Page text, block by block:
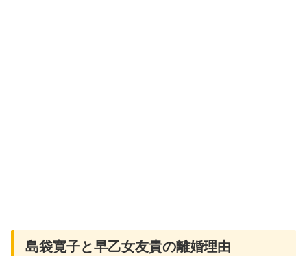
島袋寛子と早乙女友貴の離婚理由